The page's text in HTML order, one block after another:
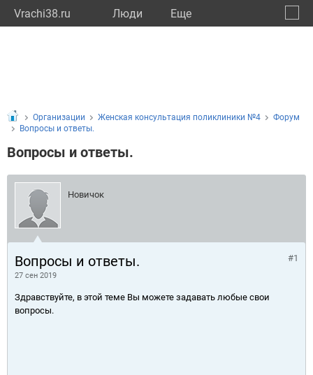
Vrachi38.ru Люди Eще
Организации Женская консультация поликлиники №4
Форум
Вопросы и ответы.
Вопросы и ответы.
Новичок
Вопросы и ответы.
27 сен 2019
#1
Здравствуйте, в этой теме Вы можете задавать любые свои
вопросы.